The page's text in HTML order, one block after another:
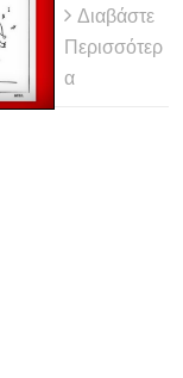
Διαβάστε
Περισσότερ
α